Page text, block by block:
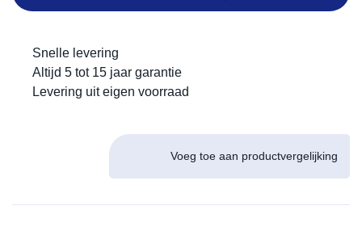
Snelle levering
Altijd 5 tot 15 jaar garantie
Levering uit eigen voorraad
Voeg toe aan productvergelijking